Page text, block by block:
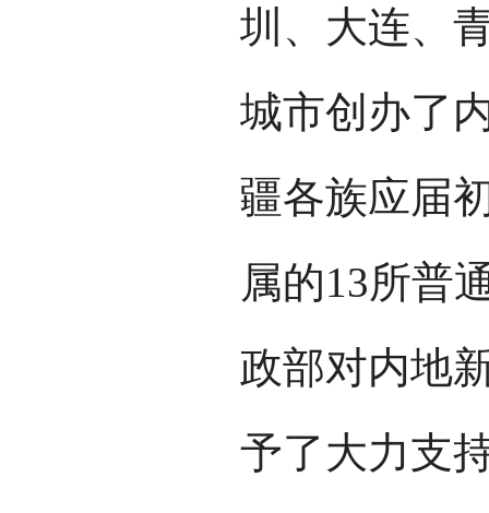
圳、大连、
城市创办了
疆各族应届
属的13所普
政部对内地
予了大力支